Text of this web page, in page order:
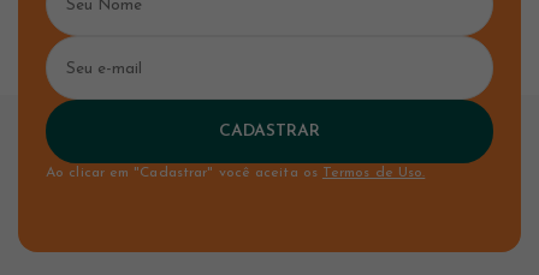
CADASTRAR
Ao clicar em "Cadastrar" você aceita os Termos de Uso.